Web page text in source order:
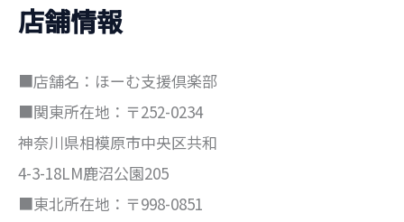
店舗情報
■店舗名：ほーむ支援倶楽部
■関東所在地：〒252-0234
神奈川県相模原市中央区共和
4-3-18LM鹿沼公園205
■東北所在地：〒998-0851